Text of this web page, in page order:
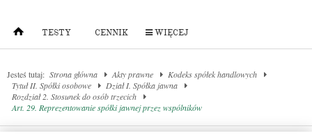
TESTY CENNIK WIĘCEJ
Jesteś tutaj: Strona główna Akty prawne
Kodeks spółek handlowych
Tytuł II. Spółki osobowe
Dział I. Spółka jawna
Rozdział 2. Stosunek do osób trzecich
Art. 29. Reprezentowanie spółki jawnej przez wspólników